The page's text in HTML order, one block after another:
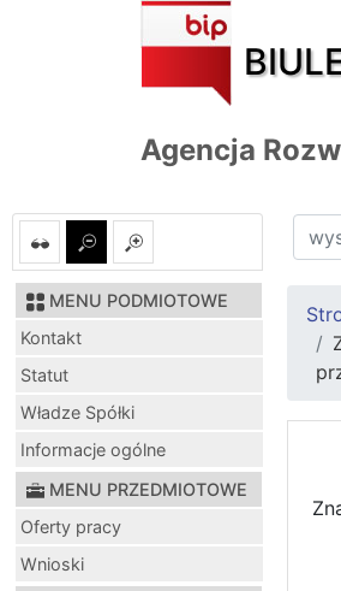
Agencja
MENU PODMIOTOWE
Kontakt
Statut
Władze Spółki
Informacje ogólne
MENU PRZEDMIOTOWE
Oferty pracy
Wnioski